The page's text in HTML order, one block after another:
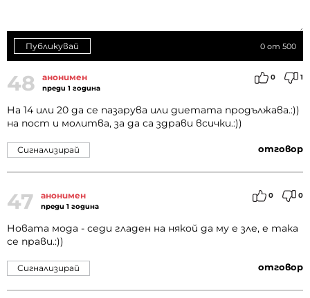
0 от 500
Публикувай
48 анонимен
преди 1 година
0 1
На 14 или 20 да се пазарува или диетата продължава.:))
на пост и молитва, за да са здрави всички.:))
отговор
Сигнализирай
47 анонимен
преди 1 година
0 0
Новата мода - седи гладен на някой да му е зле, е така
се прави.:))
отговор
Сигнализирай